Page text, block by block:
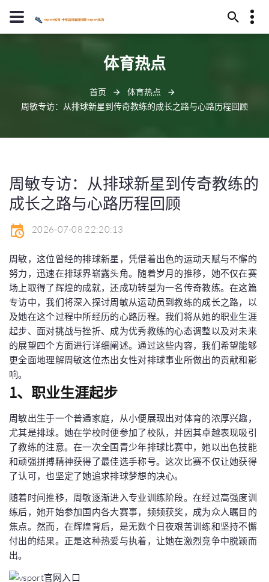
15854994996
清镇市茄和之涧138号
体育热点
首页
体育热点
周敏专访：从排球新星到传奇教练的成长之路与心路历程回顾
周敏专访：从排球新星到传奇教练的
成长之路与心路历程回顾
2026-07-08 22:20:13
周敏，这位曾经的排球新星，凭借着出色的运动天赋与不懈的
努力，迅速在排球界崭露头角。随着岁月的推移，她不仅在赛
场上取得了辉煌的成就，还成功转型为一名传奇教练。在这篇
专访中，我们将深入探讨周敏从运动员到教练的成长之路，以
及她在这个过程中所经历的心路历程。我们将从她的职业生涯
起步、面对挑战与挫折、成为优秀教练的心态调整以及对未来
的展望四个方面进行详细阐述。通过这些内容，我们希望能够
更全面地理解周敏这位杰出女性对排球事业所做出的贡献和影
响。
1、职业生涯起步
周敏出生于一个普通家庭，从小便展现出对体育的浓厚兴趣，
尤其是排球。她在学校时便参加了校队，并因其卓越表现吸引
了教练的注意。在一次全国青少年排球比赛中，她以出色技能
和顽强拼搏精神获得了最佳选手称号。这次比赛不仅让她获得
了认可，也坚定了她追求排球梦想的决心。
随着时间推移，周敏逐渐进入专业训练阶段。在经过高强度训
练后，她开始参加国内各大赛事，频频获奖，成为众人瞩目的
焦点。然而，在辉煌背后，是无数个日夜艰苦训练和坚持不懈
付出的结果。正是这种热爱与执着，让她在激烈竞争中脱颖而
出。